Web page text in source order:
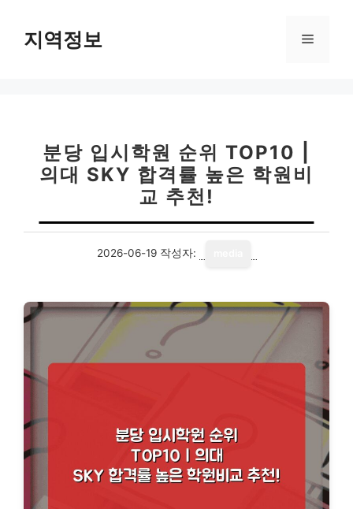
지역정보 메
분당 입시학원 순위 TOP10 |
의대 SKY 합격률 높은 학원비
교 추천!
2026-06-19 작성자: